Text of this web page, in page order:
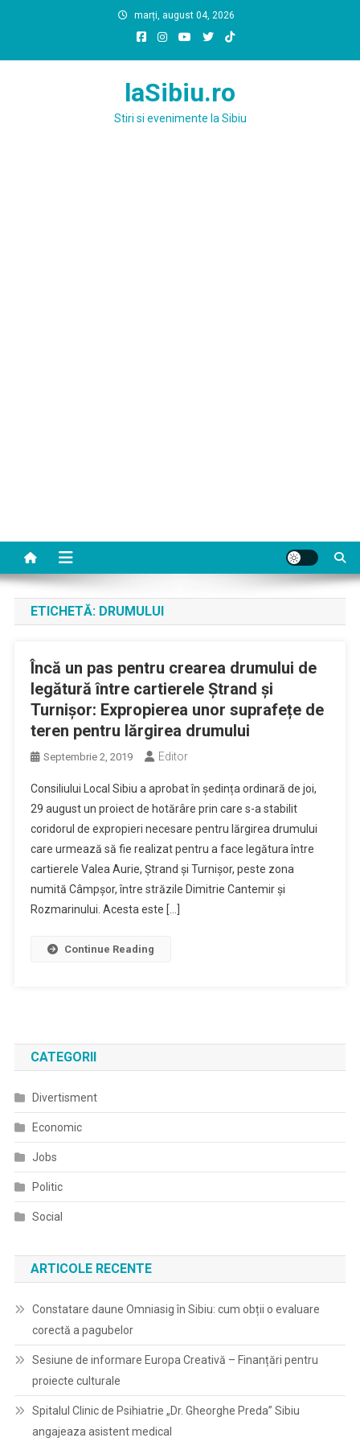
marți, august 04, 2026
laSibiu.ro
Stiri si evenimente la Sibiu
ETICHETĂ: DRUMULUI
Încă un pas pentru crearea drumului de
legătură între cartierele Ștrand și
Turnișor: Expropierea unor suprafețe de
teren pentru lărgirea drumului
Septembrie 2, 2019 Editor
Consiliului Local Sibiu a aprobat în ședința ordinară de joi,
29 august un proiect de hotărâre prin care s-a stabilit
coridorul de expropieri necesare pentru lărgirea drumului
care urmează să fie realizat pentru a face legătura între
cartierele Valea Aurie, Ștrand și Turnișor, peste zona
numită Câmpșor, între străzile Dimitrie Cantemir și
Rozmarinului. Acesta este […]
Continue Reading
CATEGORII
Divertisment
Economic
Jobs
Politic
Social
ARTICOLE RECENTE
Constatare daune Omniasig în Sibiu: cum obții o evaluare
corectă a pagubelor
Sesiune de informare Europa Creativă – Finanțări pentru
proiecte culturale
Spitalul Clinic de Psihiatrie „Dr. Gheorghe Preda” Sibiu
angajeaza asistent medical